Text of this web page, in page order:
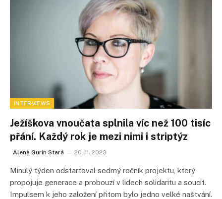
INTERVIEWS
Ježíškova vnoučata splnila víc než 100 tisíc
přání. Každý rok je mezi nimi i striptýz
Alena Gurin Stará 20. 11. 2023
Minulý týden odstartoval sedmý ročník projektu, který
propojuje generace a probouzí v lidech solidaritu a soucit.
Impulsem k jeho založení přitom bylo jedno velké naštvání.